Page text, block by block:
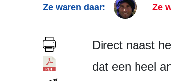
Ze waren daar: Ze
Direct naast
dat een heel